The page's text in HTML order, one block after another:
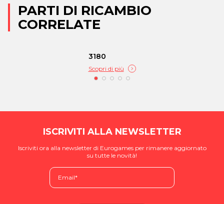
PARTI DI RICAMBIO
CORRELATE
3180
Scopri di più
ISCRIVITI ALLA NEWSLETTER
Iscriviti ora alla newsletter di Eurogames per rimanere aggiornato
su tutte le novità!